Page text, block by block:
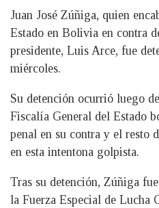
Juan José Zúñiga, quien
Estado en Bolivia en contra
presidente, Luis Arce, fue
miércoles.
Su detención ocurrió luego
Fiscalía General del Estado
penal en su contra y el resto
en esta intentona golpista.
Tras su detención, Zúñiga
la Fuerza Especial de Lucha